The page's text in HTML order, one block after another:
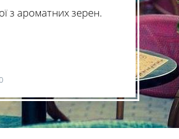
з ароматних зерен.